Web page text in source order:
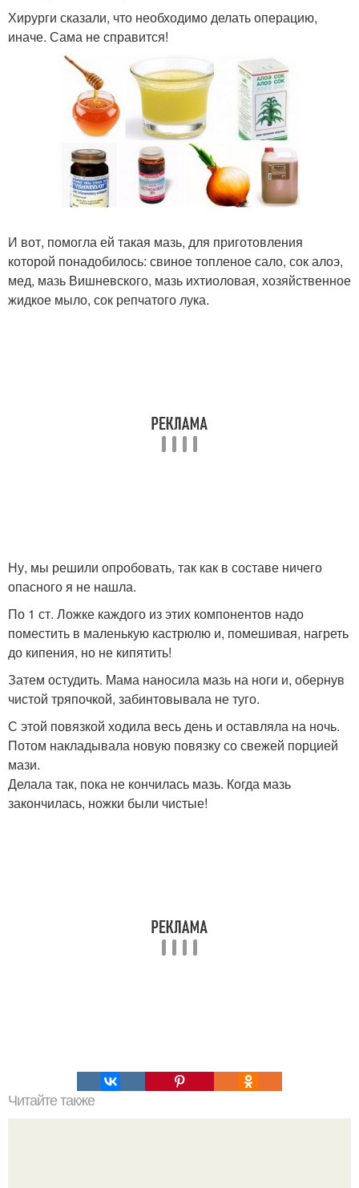
Хирурги сказали, что необходимо делать операцию,
иначе. Сама не справится!
И вот, помогла ей такая мазь, для приготовления
которой понадобилось: свиное топленое сало, сок алоэ,
мед, мазь Вишневского, мазь ихтиоловая, хозяйственное
жидкое мыло, сок репчатого лука.
Ну, мы решили опробовать, так как в составе ничего
опасного я не нашла.
По 1 ст. Ложке каждого из этих компонентов надо
поместить в маленькую кастрюлю и, помешивая, нагреть
до кипения, но не кипятить!
Затем остудить. Мама наносила мазь на ноги и, обернув
чистой тряпочкой, забинтовывала не туго.
С этой повязкой ходила весь день и оставляла на ночь.
Потом накладывала новую повязку со свежей порцией
мази.
Делала так, пока не кончилась мазь. Когда мазь
закончилась, ножки были чистые!
Читайте также